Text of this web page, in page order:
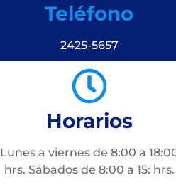
Teléfono
2425-5657
Horarios
Lunes a viernes de 8:00 a
hrs. Sábados de 8:00 a 15: hrs.